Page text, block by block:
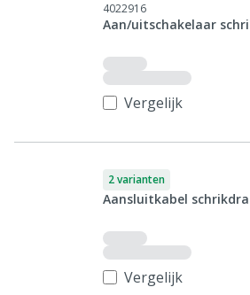
4022916
Aan/uitschakelaar
Vergelijk
2 varianten
Aansluitkabel
Vergelijk